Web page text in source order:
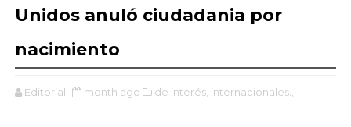
Unidos anuló ciudadania por
nacimiento
Editorial month ago de interés, internacionales.,